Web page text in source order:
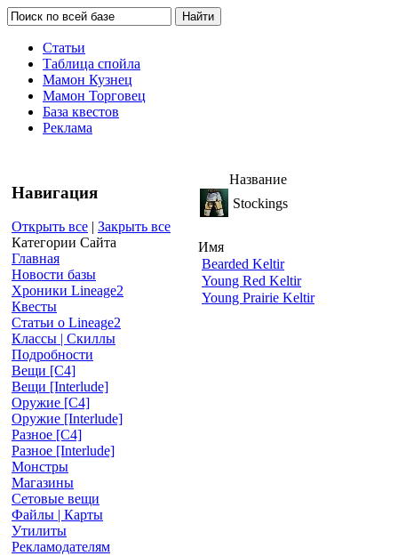
Статьи
Таблица спойла
Мамон Кузнец
Мамон Торговец
База квестов
Реклама
Навигация
Открыть все | Закрыть все
Категории Сайта
Главная
Новости базы
Хроники Lineage2
Квесты
Статьи о Lineage2
Классы | Скиллы
Подробности
Вещи [С4]
Вещи [Interlude]
Оружие [С4]
Оружие [Interlude]
Разное [C4]
Разное [Interlude]
Монстры
Магазины
Сетовые вещи
Файлы | Карты
Утилиты
Рекламодателям
Название
Stockings
Имя
Bearded Keltir
Young Red Keltir
Young Prairie Keltir